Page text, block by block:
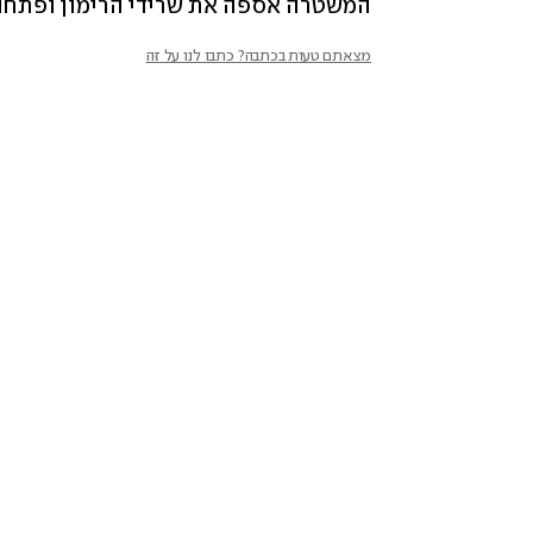
המשטרה אספה את שרידי הרימון
מצאתם טעות בכתבה? כתבו לנו על זה